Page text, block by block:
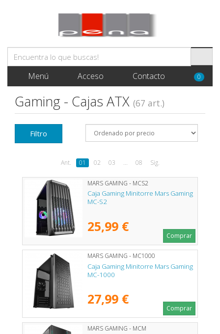
Menú Acceso Contacto 0
Gaming - Cajas ATX (67 art.)
Filtro
Ant. 01 02 03 ... 08 Sig.
MARS GAMING - MCS2
Caja Gaming Minitorre Mars Gaming
MC-S2
25,99 €
Comprar
MARS GAMING - MC1000
Caja Gaming Minitorre Mars Gaming
MC-1000
27,99 €
Comprar
MARS GAMING - MCM